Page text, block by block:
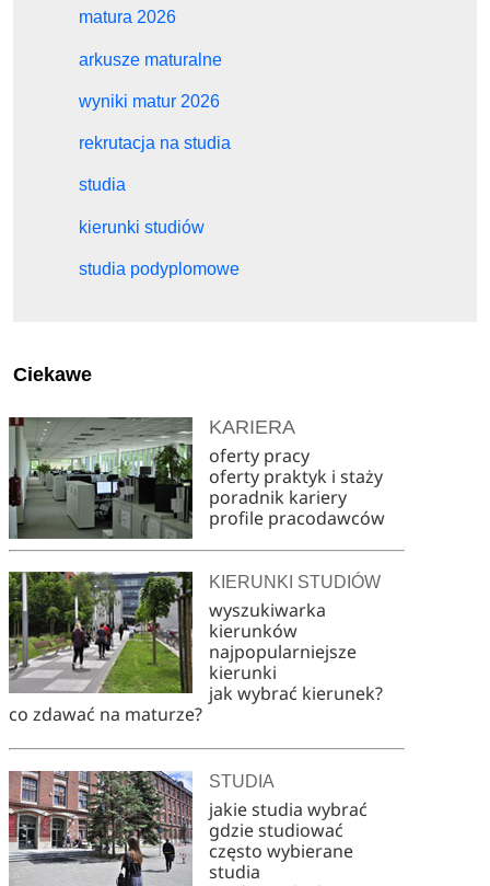
matura 2026
arkusze maturalne
wyniki matur 2026
rekrutacja na studia
studia
kierunki studiów
studia podyplomowe
Ciekawe
KARIERA
oferty pracy
oferty praktyk i staży
poradnik kariery
profile pracodawców
KIERUNKI STUDIÓW
wyszukiwarka
kierunków
najpopularniejsze
kierunki
jak wybrać kierunek?
co zdawać na maturze?
STUDIA
jakie studia wybrać
gdzie studiować
często wybierane
studia